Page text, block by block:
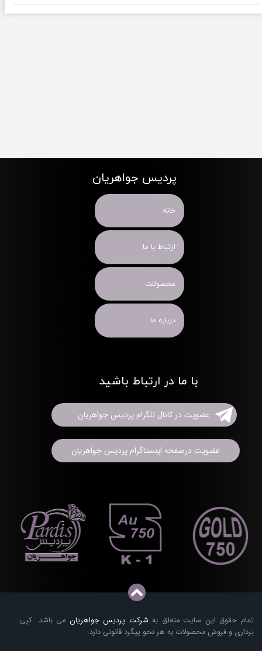
تمام حقوق این سایت متعلق به شرکت پردیس جواهریان می باشد. کپی
برداری و فروش محصولات به هر نحو پیگرد قانونی دارد.
پردیس جواهریان
خانه
ارتباط با ما
محصولات
درباره ما
با ما در ارتباط باشید
عضویت در کانال تلگرام پردیس جواهریان
عضویت درصفحه اینستاگرام پردیس جواهریان